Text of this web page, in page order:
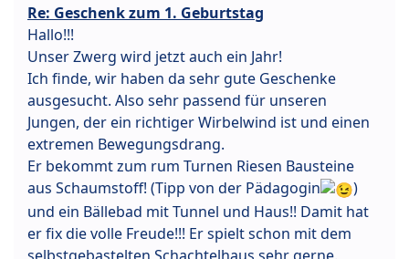
Re: Geschenk zum 1. Geburtstag
Hallo!!!
Unser Zwerg wird jetzt auch ein Jahr!
Ich finde, wir haben da sehr gute Geschenke
ausgesucht. Also sehr passend für unseren
Jungen, der ein richtiger Wirbelwind ist und einen
extremen Bewegungsdrang.
Er bekommt zum rum Turnen Riesen Bausteine
aus Schaumstoff! (Tipp von der Pädagogin
)
und ein Bällebad mit Tunnel und Haus!! Damit hat
er fix die volle Freude!!! Er spielt schon mit dem